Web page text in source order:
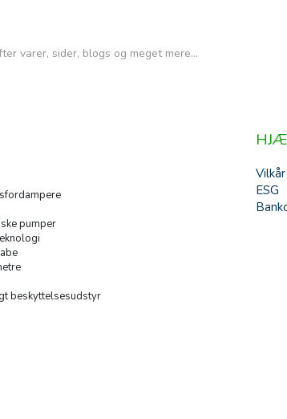
pumper
beskyttelsesudstyr
Vilkår
ESG